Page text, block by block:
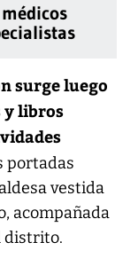
surge luego
y libros
portadas
vestida
acompañada
distrito.